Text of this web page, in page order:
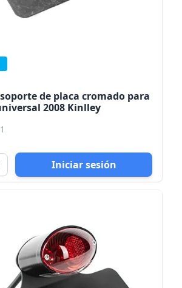
de placa cromado para
2008 Kinlley
Iniciar sesión